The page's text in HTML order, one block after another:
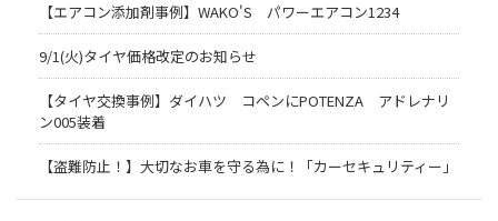
【エアコン添加剤事例】WAKO'S パワーエアコン1234
9/1(火)タイヤ価格改定のお知らせ
【タイヤ交換事例】ダイハツ コペンにPOTENZA アドレナリ
ン005装着
【盗難防止！】大切なお車を守る為に！「カーセキュリティー」